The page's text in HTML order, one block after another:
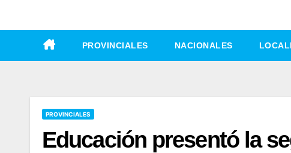
PROVINCIALES NACIONALES
PROVINCIALES
Educación presentó la